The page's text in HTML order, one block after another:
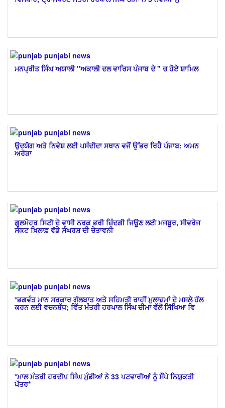
ਮਨਪ੍ਰੀਤ ਸਿੰਘ ਅਯਾਲੀ ​"ਅਕਾਲੀ ਦਲ ਵਾਰਿਸ ਪੰਜਾਬ ਦੇ " ਚ ਹੋਏ ਸ਼ਾਮਿਲ
ਉਦਯੋਗ ਅਤੇ ਨਿਵੇਸ਼ ਲਈ ਪਸੰਦੀਦਾ ਸਥਾਨ ਵਜੋਂ ਉੱਭਰ ਰਿਹੈ ਪੰਜਾਬ: ਅਮਨ
ਅਰੋੜਾ
ਗੁਲਮੋਹਰ ਸਿਟੀ ਦੇ ਵਾਸੀ ਨਰਕ ਭਰੀ ਜ਼ਿੰਦਗੀ ਜਿਊਣ ਲਈ ਮਜਬੂਰ, ਸੀਵਰੇਜ
ਸੰਕਟ ਖ਼ਿਲਾਫ਼ ਵੱਡੇ ਸੰਘਰਸ਼ ਦੀ ਚੇਤਾਵਨੀ
*ਭਗਵੰਤ ਮਾਨ ਸਰਕਾਰ ਗੱਲਬਾਤ ਅਤੇ ਸਹਿਮਤੀ ਰਾਹੀਂ ਮੁਲਾਜ਼ਮਾਂ ਦੇ ਮਸਲੇ ਹੱਲ
ਕਰਨ ਲਈ ਵਚਨਬੱਧ; ਵਿੱਤ ਮੰਤਰੀ ਹਰਪਾਲ ਸਿੰਘ ਚੀਮਾ ਵੱਲੋਂ ਸਿੱਖਿਆ ਵਿ
*ਮਾਲ ਮੰਤਰੀ ਹਰਦੀਪ ਸਿੰਘ ਮੁੰਡੀਆਂ ਨੇ 33 ਪਟਵਾਰੀਆਂ ਨੂੰ ਸੌਂਪੇ ਨਿਯੁਕਤੀ
ਪੱਤਰ*